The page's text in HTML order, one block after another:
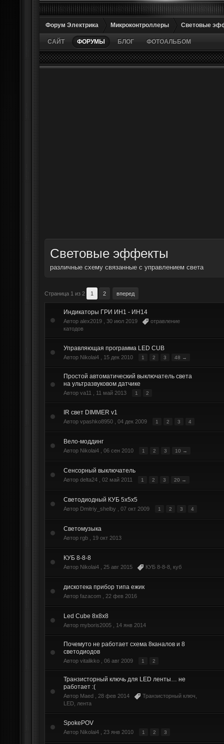
Форум Электрика Микроконтроллеры Световые
САЙТ ФОРУМЫ БЛОГ ФОТОАЛЬБОМ
Световые эффекты
различные схему связанные с управлением света
Страница 1 из 2 1 2 вперед
Индикаторы ГРИ ИН1 - ИН14
Автор alex2019 , 30 июл 2019
отравление
катодов
Управляющая программа LED CUB
Автор Nikolai4 , 15 дек 2010 1 2 3 48 →
Простой автоматический выключатель света
на ультразвуковом датчике
Автор va11 , 11 май 2013 1 2
IR свет DIMMER v1
Автор vpashko8950 , 04 дек 2009 1 2 3 4
Вело-моддинг
Автор Nikolai4 , 06 сен 2010 1 2 3 10 →
Сенсорный выключатель
Автор delta24 , 02 май 2011 1 2 3 20 →
Светодиодный КУБ 5x5x5
Автор Dmitriy_shelby , 07 окт 2009 1 2 3 4
Светомузыка
Автор rgb , 19 окт 2013
КУБ 8-8-8
Автор Nikolai4 , 25 авг 2015 КУБ 8-8-8 куб
дискотека прибор типа ежик
Автор fazacom , 22 фев 2016
Led Cube 8x8x8
Автор myboris2005 , 14 янв 2014
Почемуто не работает схема 8каналов и 8
светодиодов
Автор vitalikko , 06 авг 2009 1 2
Транзисторный ключь для LED ленты… не
работает :(
Автор Maed , 28 фев 2014 Транзисторный ключ
LED лента
SpokePOV
Автор Nikolai4 , 23 янв 2010 1 2 3